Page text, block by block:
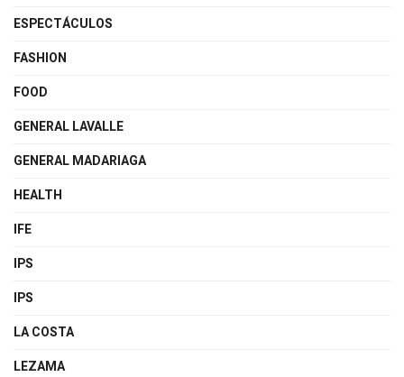
ESPECTÁCULOS
FASHION
FOOD
GENERAL LAVALLE
GENERAL MADARIAGA
HEALTH
IFE
IPS
IPS
LA COSTA
LEZAMA